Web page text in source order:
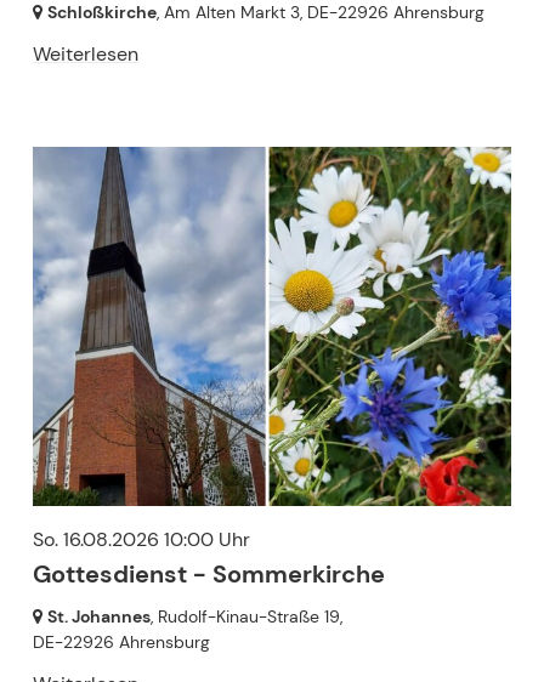
Schloßkirche, Am Alten Markt 3, DE-22926 Ahrensburg
Weiterlesen
So. 16.08.2026 10:00 Uhr
Gottesdienst - Sommerkirche
St. Johannes, Rudolf-Kinau-Straße 19,
DE-22926 Ahrensburg